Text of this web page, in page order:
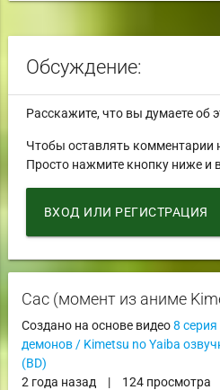
Обсуждение:
Расскажите, что вы думаете об
Чтобы оставлять комментарии
Просто нажмите кнопку ниже и
ВХОД ИЛИ РЕГИСТРАЦИЯ
Сас (момент из аниме
Создано на основе видео8
демонов / Kimetsu no Yaiba
(BD)
2 года назад
|
124 просмотра